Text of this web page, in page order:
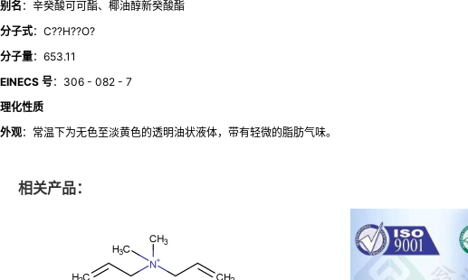
别名 ：辛癸酸可可酯、椰油醇新癸酸酯
分子式：C??H??O?
分子量：653.11
EINECS 号：306 - 082 - 7
理化性质
外观：常温下为无色至淡黄色的透明油状液体，带有轻微的脂肪气味。
相关产品：